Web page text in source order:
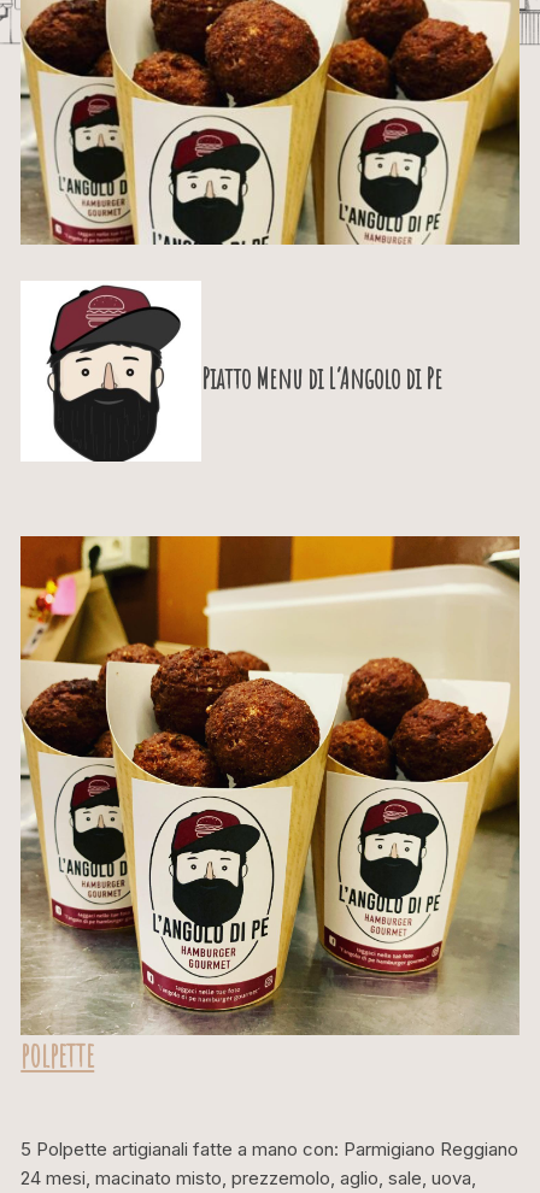
Piatto Menu diL’Angolo di Pe
polpette
5 Polpette artigianali fatte a mano con: Parmigiano Reggiano
24 mesi, macinato misto, prezzemolo, aglio, sale, uova,